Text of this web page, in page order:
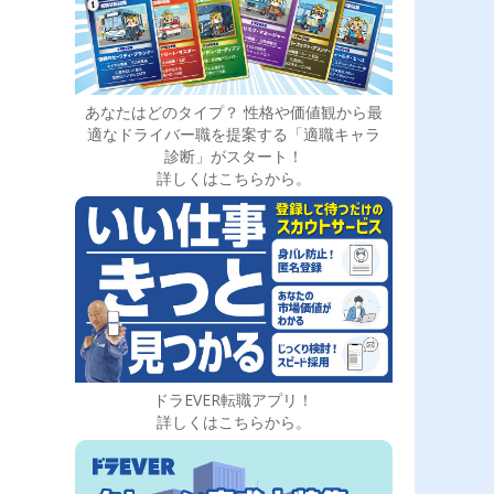
あなたはどのタイプ？ 性格や価値観から最
適なドライバー職を提案する「適職キャラ
診断」がスタート！
詳しくはこちらから。
ドラEVER転職アプリ！
詳しくはこちらから。